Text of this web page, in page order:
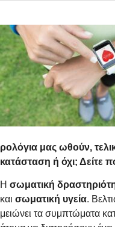
ρολόγια μας ωθούν,
κατάσταση ή όχι; Δείτε
Η σωματική
και σωματική υγεία.
μειώνει τα συμπτώματα